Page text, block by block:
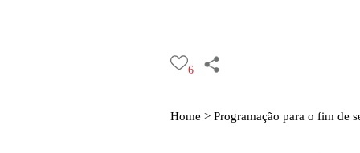
6
Home > Programação para o fim de